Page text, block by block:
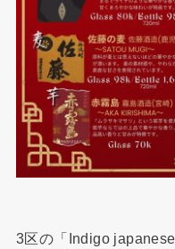
3区の「Indigo